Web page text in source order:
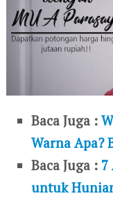
Baca Juga :
Warna Apa?
Baca Juga : 7
untuk